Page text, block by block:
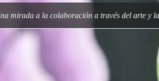
Una mirada a la colaboración a través del arte y